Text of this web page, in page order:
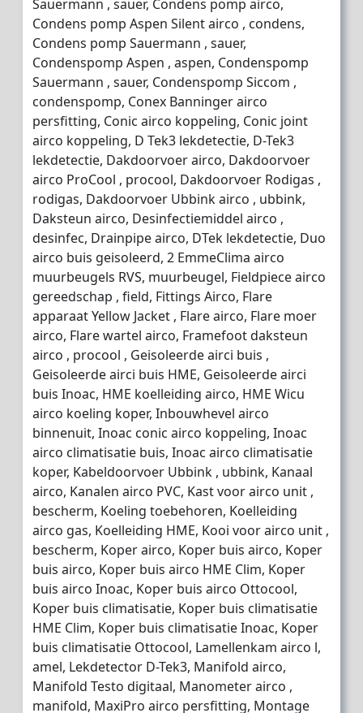
Sauermann , sauer, Condens pomp airco,
Condens pomp Aspen Silent airco , condens,
Condens pomp Sauermann , sauer,
Condenspomp Aspen , aspen, Condenspomp
Sauermann , sauer, Condenspomp Siccom ,
condenspomp, Conex Banninger airco
persfitting, Conic airco koppeling, Conic joint
airco koppeling, D Tek3 lekdetectie, D-Tek3
lekdetectie, Dakdoorvoer airco, Dakdoorvoer
airco ProCool , procool, Dakdoorvoer Rodigas ,
rodigas, Dakdoorvoer Ubbink airco , ubbink,
Daksteun airco, Desinfectiemiddel airco ,
desinfec, Drainpipe airco, DTek lekdetectie, Duo
airco buis geisoleerd, 2 EmmeClima airco
muurbeugels RVS, muurbeugel, Fieldpiece airco
gereedschap , field, Fittings Airco, Flare
apparaat Yellow Jacket , Flare airco, Flare moer
airco, Flare wartel airco, Framefoot daksteun
airco , procool , Geisoleerde airci buis ,
Geisoleerde airci buis HME, Geisoleerde airci
buis Inoac, HME koelleiding airco, HME Wicu
airco koeling koper, Inbouwhevel airco
binnenuit, Inoac conic airco koppeling, Inoac
airco climatisatie buis, Inoac airco climatisatie
koper, Kabeldoorvoer Ubbink , ubbink, Kanaal
airco, Kanalen airco PVC, Kast voor airco unit ,
bescherm, Koeling toebehoren, Koelleiding
airco gas, Koelleiding HME, Kooi voor airco unit ,
bescherm, Koper airco, Koper buis airco, Koper
buis airco, Koper buis airco HME Clim, Koper
buis airco Inoac, Koper buis airco Ottocool,
Koper buis climatisatie, Koper buis climatisatie
HME Clim, Koper buis climatisatie Inoac, Koper
buis climatisatie Ottocool, Lamellenkam airco l,
amel, Lekdetector D-Tek3, Manifold airco,
Manifold Testo digitaal, Manometer airco ,
manifold, MaxiPro airco persfitting, Montage